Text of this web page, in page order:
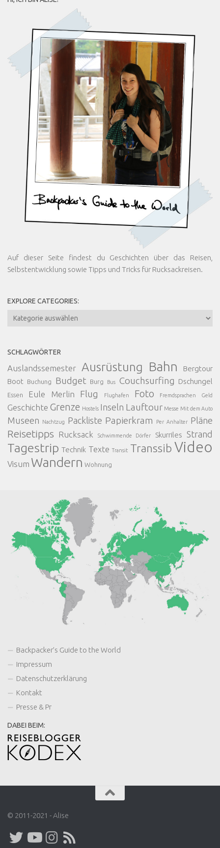
Auf dieser Seite findest du Geschichten über das Reisen,
Selbstentwicklung sowie Tipps und Tricks für Rucksackreisen.
EXPLORE CATEGORIES:
Explore
SCHLAGWÖRTER
Auslandssemester Ausrüstung Bahn
Bergtour
Boot
Buchung Budget Burg Bus Couchsurfing Dschungel
Essen Eule Merlin Flug Flughafen Foto Fremdsprachen Geld
Geschichte Grenze Hostels Inseln Lauftour Messe Mit dem Auto
Museen Nachtzug Packliste Papierkram Per Anhalter Pläne
Reisetipps Rucksack Schwimmende Dörfer Skurriles Strand
Tagestrip Technik Texte Transit Transsib Video
Visum Wandern Wohnung
Backpacker’s Guide to the World
Impressum
Datenschutzerklärung
Kontakt
Presse & Pr
DABEI BEIM:
© 2011-2021 - Alise